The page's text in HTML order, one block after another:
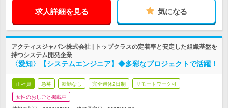
求人詳細を見る 気になる
アクティスジャパン株式会社 | トップクラスの定着率と安定した組織基盤を
持つシステム開発企業
〈愛知〉【システムエンジニア】◆多彩なプロジェクトで活躍！
正社員 急募 転勤なし 完全週休2日制 リモートワーク可
女性のおしごと掲載中